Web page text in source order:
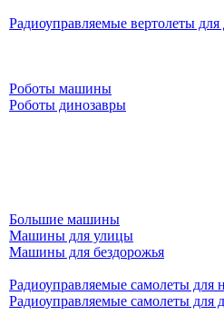
Радиоуправляемые вертолеты для
Роботы машины
Роботы динозавры
Большие машины
Машины для улицы
Машины для бездорожья
Радиоуправляемые самолеты для
Радиоуправляемые самолеты для